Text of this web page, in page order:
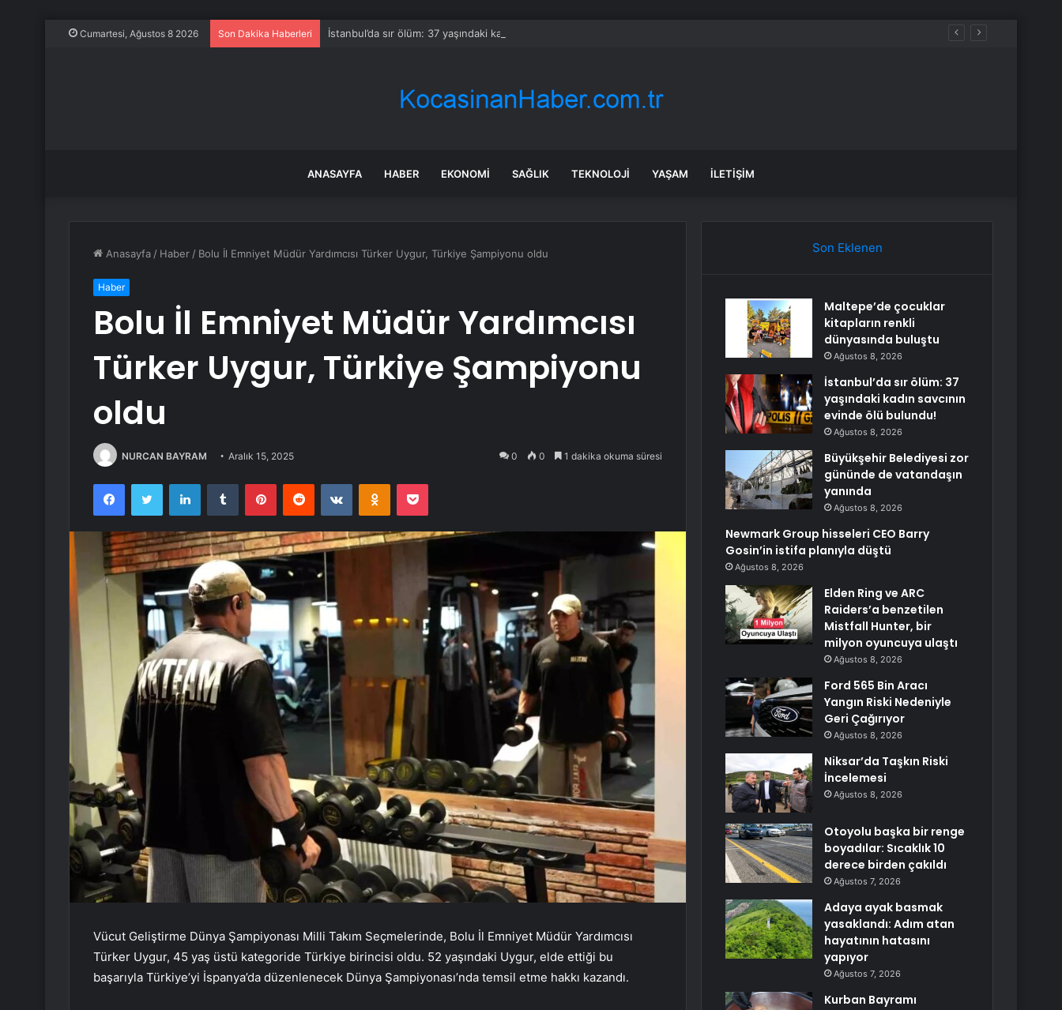
Cumartesi, Ağustos 8 2026 Son Dakika Haberleri İstanbul’da sır ölüm: 37 yaşındaki kadın savcının evinde ölü bulundu!
ANASAYFA HABER EKONOMI SAĞLIK TEKNOLOJI YAŞAM İLETIŞIM
Anasayfa / Haber / Bolu İl Emniyet Müdür Yardımcısı Türker Uygur, Türkiye Şampiyonu oldu
Haber
Bolu İl Emniyet Müdür Yardımcısı
Türker Uygur, Türkiye Şampiyonu
oldu
NURCAN BAYRAM Aralık 15, 2025 0 0 1 dakika okuma süresi
FacebookTwitter LinkedInTumblr PinterestReddit VKontakteOdnoklassniki
Pocket
Vücut Geliştirme Dünya Şampiyonası Milli Takım Seçmelerinde, Bolu İl Emniyet Müdür Yardımcısı
Türker Uygur, 45 yaş üstü kategoride Türkiye birincisi oldu. 52 yaşındaki Uygur, elde ettiği bu
başarıyla Türkiye’yi İspanya’da düzenlenecek Dünya Şampiyonası’nda temsil etme hakkı kazandı.
Son Eklenen
Maltepe’de çocuklar
kitapların renkli
dünyasında buluştu
Ağustos 8, 2026
İstanbul’da sır ölüm: 37
yaşındaki kadın savcının
evinde ölü bulundu!
Ağustos 8, 2026
Büyükşehir Belediyesi zor
gününde de vatandaşın
yanında
Ağustos 8, 2026
Newmark Group hisseleri CEO Barry
Gosin’in istifa planıyla düştü
Ağustos 8, 2026
Elden Ring ve ARC
Raiders’a benzetilen
Mistfall Hunter, bir
milyon oyuncuya ulaştı
Ağustos 8, 2026
Ford 565 Bin Aracı
Yangın Riski Nedeniyle
Geri Çağırıyor
Ağustos 8, 2026
Niksar’da Taşkın Riski
İncelemesi
Ağustos 8, 2026
Otoyolu başka bir renge
boyadılar: Sıcaklık 10
derece birden çakıldı
Ağustos 7, 2026
Adaya ayak basmak
yasaklandı: Adım atan
hayatının hatasını
yapıyor
Ağustos 7, 2026
Kurban Bayramı